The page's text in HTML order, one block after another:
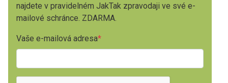
najdete v pravidelném JakTak zpravodaji ve své e-
mailové schránce. ZDARMA.
Vaše e-mailová adresa